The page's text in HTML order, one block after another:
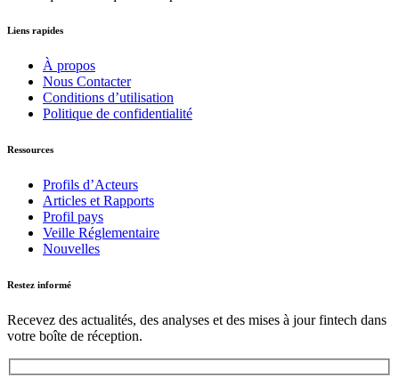
Liens rapides
À propos
Nous Contacter
Conditions d’utilisation
Politique de confidentialité
Ressources
Profils d’Acteurs
Articles et Rapports
Profil pays
Veille Réglementaire
Nouvelles
Restez informé
Recevez des actualités, des analyses et des mises à jour fintech dans
votre boîte de réception.